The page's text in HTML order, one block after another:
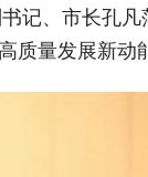
记、市长孔
量发展新动